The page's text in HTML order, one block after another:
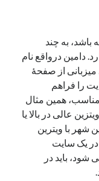
به چند
دامین درواقع نام
از صفحهٔ
را فراهم
همین مثال
عالی در بالا یا
شهر با ویترین
در یک سایت
باید در